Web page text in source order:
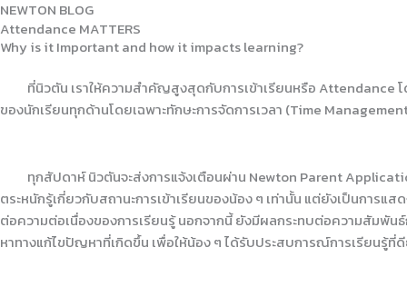
Skip
to
content
NEWTON BLOG
Attendance MATTERS
Why is it Important and how it impacts learning?
ที่นิวตัน เราให้ความสำคัญสูงสุดกับการเข้าเรียนหรือ Attendance
ของนักเรียนทุกด้านโดยเฉพาะทักษะการจัดการเวลา (Time
ทุกสัปดาห์นิวตันจะส่งการแจ้งเตือนผ่าน Newton Parent
ตระหนักรู้เกี่ยวกับสถานะการเข้าเรียนของน้องๆ เท่านั้น แต่ยังเป็นการแส
ต่อความต่อเนื่องของการเรียนรู้นอกจากนี้ยังมีผลกระทบต่อความสัมพัน
หาทางแก้ไขปัญหาที่เกิดขึ้น เพื่อให้น้องๆได้รับประสบการณ์การเรียนรู้ที่